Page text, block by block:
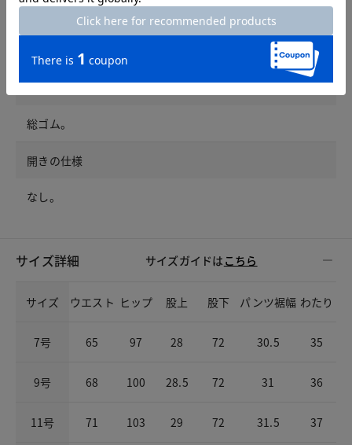
前：左右ポケット。後ろ：左右ポケットは飾りです。
ウエスト仕様
総ゴム。
開きの仕様
なし。
サイズ詳細 サイズガイドは こちら
サイズ ウエスト ヒップ 股上 股下 パンツ裾幅 わたり
7号 65 97 28 72 30.5 35
9号 68 100 28.5 72 31 36
11号 71 103 29 72 31.5 37